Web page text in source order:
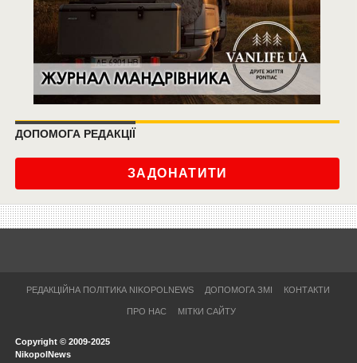
ДОПОМОГА РЕДАКЦІЇ
ЗАДОНАТИТИ
РЕДАКЦІЙНА ПОЛІТИКА NIKOPOLNEWS ДОПОМОГА ЗМІ КОНТАКТИ
ПРО НАС МІТКИ САЙТУ
Copyright © 2009-2025
NikopolNews